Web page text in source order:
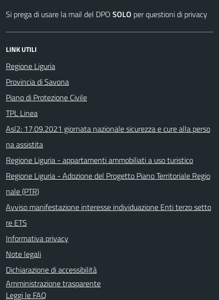
Si prega di usare la mail del DPO SOLO per questioni di privacy
LINK UTILI
Regione Liguria
Provincia di Savona
Piano di Protezione Civile
TPL Linea
Asl2: 17.09.2021 giornata nazionale sicurezza e cure alla perso
na assistita
Regione Liguria - appartamenti ammobiliati a uso turistico
Regione Liguria - Adozione del Progetto Piano Territoriale Regio
nale (PTR)
Avviso manifestazione interesse individuazione Enti terzo setto
re ETS
Informativa privacy
Note legali
Dichiarazione di accessibilità
Amministrazione trasparente
Leggi le FAQ